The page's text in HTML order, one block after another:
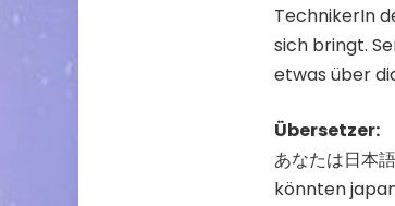
TechnikerIn
sich bringt.
etwas über
Übersetzer:
あなたは日本
könnten